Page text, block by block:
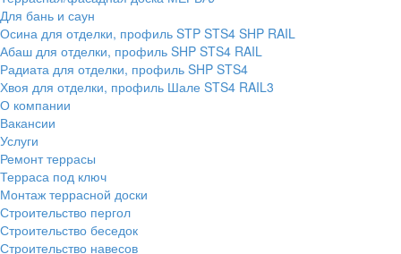
Для бань и саун
Осина для отделки, профиль STP STS4 SHP RAIL
Абаш для отделки, профиль SHP STS4 RAIL
Радиата для отделки, профиль SHP STS4
Хвоя для отделки, профиль Шале STS4 RAIL3
О компании
Вакансии
Услуги
Ремонт террасы
Терраса под ключ
Монтаж террасной доски
Строительство пергол
Строительство беседок
Строительство навесов